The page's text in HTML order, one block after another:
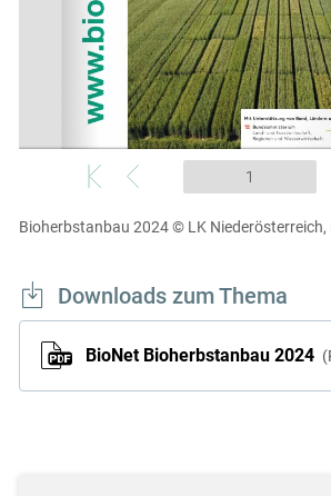
Skip to main
Bioherbstanbau 2024 © LK Niederösterreich,
Downloads zum Thema
BioNet Bioherbstanbau 2024